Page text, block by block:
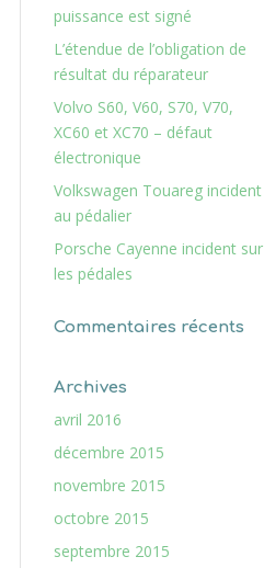
puissance est signé
L’étendue de l’obligation de
résultat du réparateur
Volvo S60, V60, S70, V70,
XC60 et XC70 – défaut
électronique
Volkswagen Touareg incident
au pédalier
Porsche Cayenne incident sur
les pédales
Commentaires récents
Archives
avril 2016
décembre 2015
novembre 2015
octobre 2015
septembre 2015